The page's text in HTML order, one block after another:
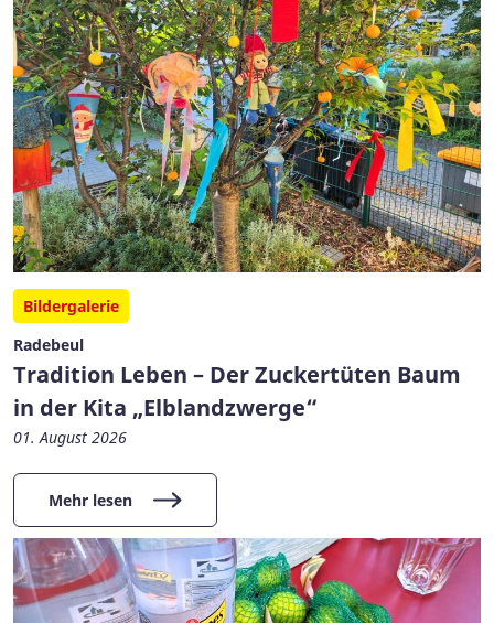
Bildergalerie
Radebeul
Tradition Leben – Der Zuckertüten Baum
in der Kita „Elblandzwerge“
01. August 2026
Mehr lesen